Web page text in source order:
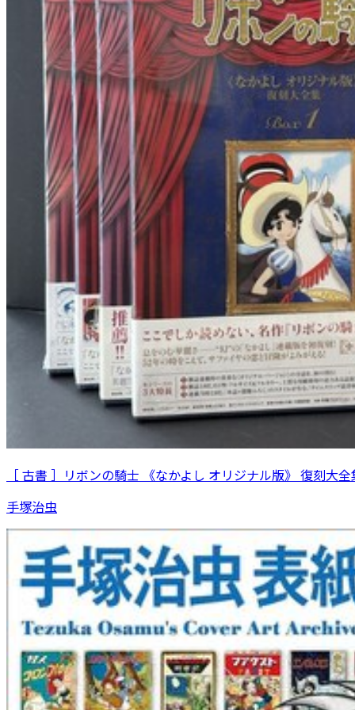
［ 古書 ］リボンの騎士 《なかよし オリジナル版》 復刻大
手塚治虫